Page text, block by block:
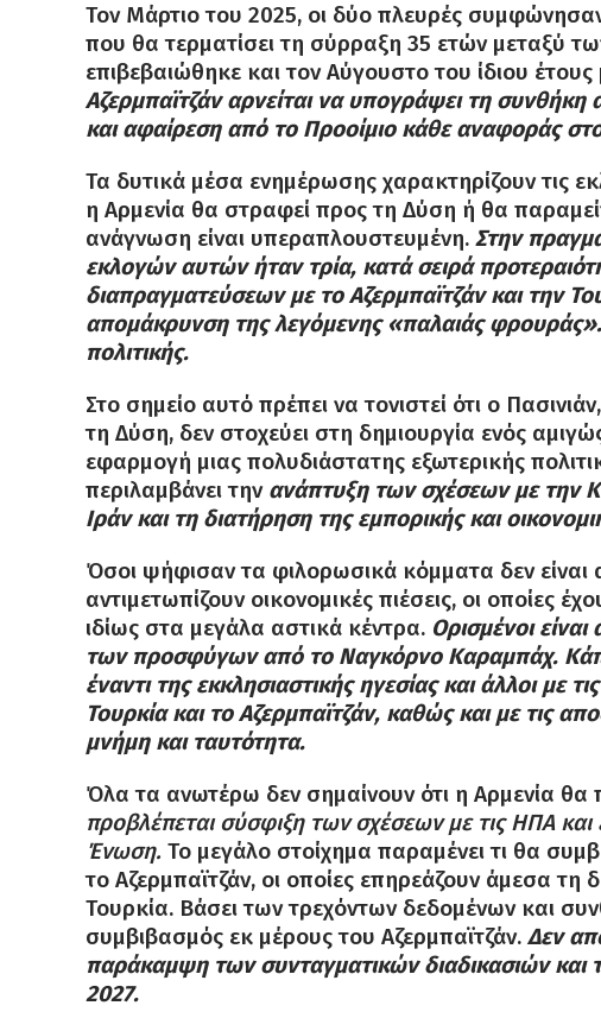
Τον Μάρτιο του 2025, οι δύο πλευρές
που θα τερματίσει τη σύρραξη 35 ετών μεταξύ
επιβεβαιώθηκε και τον Αύγουστο του ίδιου
Αζερμπαϊτζάν αρνείται να υπογράψει τη
και αφαίρεση από το Προοίμιο κάθε αναφοράς
Τα δυτικά μέσα ενημέρωσης χαρακτηρίζουν τις
η Αρμενία θα στραφεί προς τη Δύση ή θα
ανάγνωση είναι υπεραπλουστευμένη. Στην
εκλογών αυτών ήταν τρία, κατά σειρά
διαπραγματεύσεων με το Αζερμπαϊτζάν και την
απομάκρυνση της λεγόμενης «παλαιάς φρουράς».
πολιτικής.
Στο σημείο αυτό πρέπει να τονιστεί ότι ο
τη Δύση, δεν στοχεύει στη δημιουργία ενός
εφαρμογή μιας πολυδιάστατης εξωτερικής
περιλαμβάνει τηνανάπτυξη των σχέσεων με την
Ιράν και τη διατήρηση της εμπορικής και
Όσοι ψήφισαν τα φιλορωσικά κόμματα δεν είναι
αντιμετωπίζουν οικονομικές πιέσεις, οι οποίες
ιδίως στα μεγάλα αστικά κέντρα. Ορισμένοι
των προσφύγων από το Ναγκόρνο Καραμπάχ.
έναντι της εκκλησιαστικής ηγεσίας και άλλοι
Τουρκία και το Αζερμπαϊτζάν, καθώς και με τις
μνήμη και ταυτότητα.
Όλα τα ανωτέρω δεν σημαίνουν ότι η Αρμενία θα
προβλέπεται σύσφιξη των σχέσεων με τις ΗΠΑ
Ένωση. Το μεγάλο στοίχημα παραμένει τι θα
το Αζερμπαϊτζάν, οι οποίες επηρεάζουν άμεσα
Τουρκία. Βάσει των τρεχόντων δεδομένων και
συμβιβασμός εκ μέρους του Αζερμπαϊτζάν. Δεν
παράκαμψη των συνταγματικών διαδικασιών
2027.